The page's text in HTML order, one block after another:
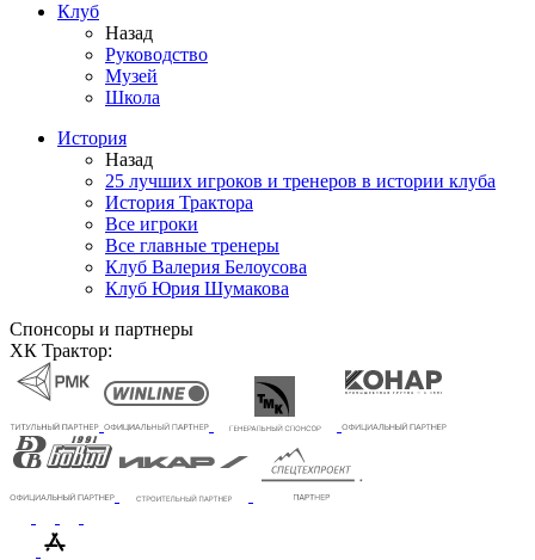
Клуб
Назад
Руководство
Музей
Школа
История
Назад
25 лучших игроков и тренеров в истории клуба
История Трактора
Все игроки
Все главные тренеры
Клуб Валерия Белоусова
Клуб Юрия Шумакова
Спонсоры и партнеры
ХК Трактор: